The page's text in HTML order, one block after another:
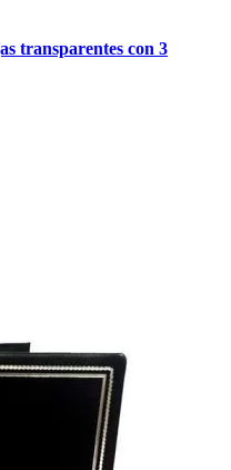
transparentes con 3